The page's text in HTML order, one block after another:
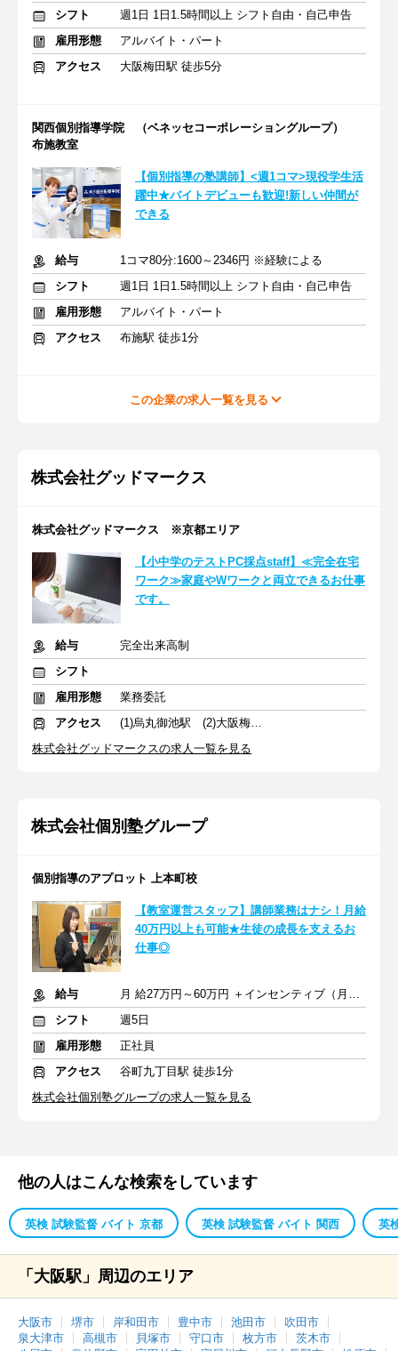
シフト
週1日 1日1.5時間以上 シフト自由・自己申告
雇用形態
アルバイト・パート
アクセス
大阪梅田駅 徒歩5分
関西個別指導学院 （ベネッセコーポレーショングループ）
布施教室
【個別指導の塾講師】<週1コマ>現役学生活
躍中★バイトデビューも歓迎!新しい仲間が
できる
給与
1コマ80分:1600～2346円 ※経験による
シフト
週1日 1日1.5時間以上 シフト自由・自己申告
雇用形態
アルバイト・パート
アクセス
布施駅 徒歩1分
この企業の求人一覧を見る
株式会社グッドマークス
株式会社グッドマークス ※京都エリア
【小中学のテストPC採点staff】≪完全在宅
ワーク≫家庭やWワークと両立できるお仕事
です。
給与
完全出来高制
シフト
雇用形態
業務委託
アクセス
(1)烏丸御池駅 (2)大阪梅田駅
株式会社グッドマークスの求人一覧を見る
株式会社個別塾グループ
個別指導のアプロット 上本町校
【教室運営スタッフ】講師業務はナシ！月給
40万円以上も可能★生徒の成長を支えるお
仕事◎
給与
月 給27万円～60万円 ＋インセンティブ（月平均10万円）＋諸手当
シフト
週5日
雇用形態
正社員
アクセス
谷町九丁目駅 徒歩1分
株式会社個別塾グループの求人一覧を見る
他の人はこんな検索をしています
英検 試験監督 バイト 京都 英検 試験監督 バイト 関西 英
「大阪駅」周辺のエリア
大阪市 堺市 岸和田市 豊中市 池田市
吹田市
泉大津市
高槻市 貝塚市 守口市 枚方市
茨木市